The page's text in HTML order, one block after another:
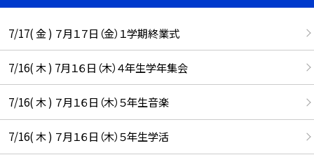
7/17( 金 ) ７月１７日（金）１学期終業式
7/16( 木 ) 7月１６日（木）４年生学年集会
7/16( 木 ) ７月１６日（木）５年生音楽
7/16( 木 ) ７月１６日（木）５年生学活